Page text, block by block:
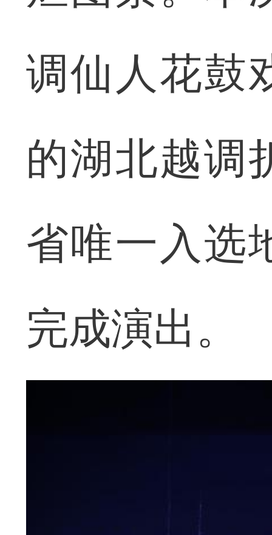
调仙人花鼓
的湖北越调
省唯一入选
完成演出。